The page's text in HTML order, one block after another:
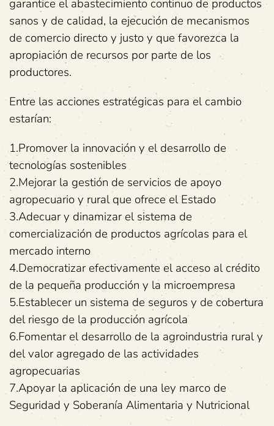
garantice el abastecimiento continuo de productos
sanos y de calidad, la ejecución de mecanismos
de comercio directo y justo y que favorezca la
apropiación de recursos por parte de los
productores.
Entre las acciones estratégicas para el cambio
estarían:
1.Promover la innovación y el desarrollo de
tecnologías sostenibles
2.Mejorar la gestión de servicios de apoyo
agropecuario y rural que ofrece el Estado
3.Adecuar y dinamizar el sistema de
comercialización de productos agrícolas para el
mercado interno
4.Democratizar efectivamente el acceso al crédito
de la pequeña producción y la microempresa
5.Establecer un sistema de seguros y de cobertura
del riesgo de la producción agrícola
6.Fomentar el desarrollo de la agroindustria rural y
del valor agregado de las actividades
agropecuarias
7.Apoyar la aplicación de una ley marco de
Seguridad y Soberanía Alimentaria y Nutricional